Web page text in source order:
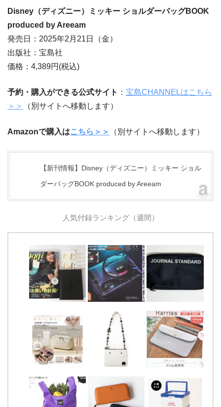
Disney（ディズニー）ミッキー ショルダーバッグBOOK
produced by Areeam
発売日：2025年2月21日（金）
出版社：宝島社
価格：4,389円(税込)
予約・購入ができる公式サイト ： 宝島CHANNELはこちら
＞＞
（別サイトへ移動します）
Amazonで購入はこちら＞＞ （別サイトへ移動します）
【新刊情報】Disney（ディズニー）ミッキー ショル
ダーバッグBOOK produced by Areeam
人気付録ランキング（週間）